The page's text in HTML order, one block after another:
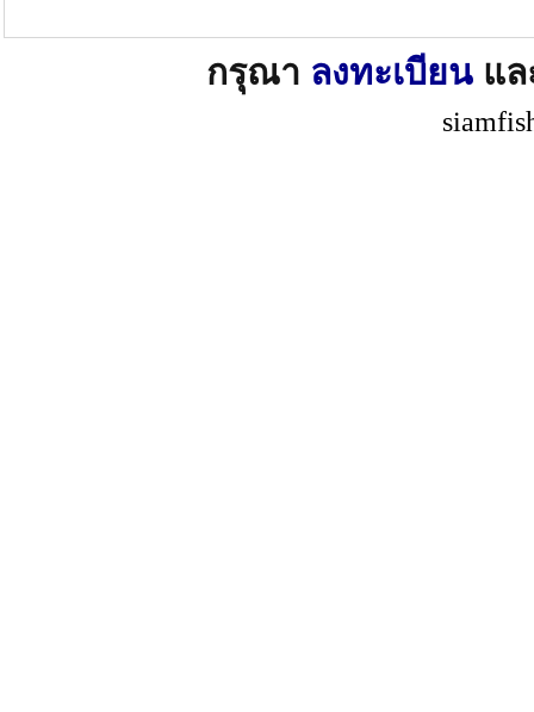
กรุณา ลงทะเบียน แ